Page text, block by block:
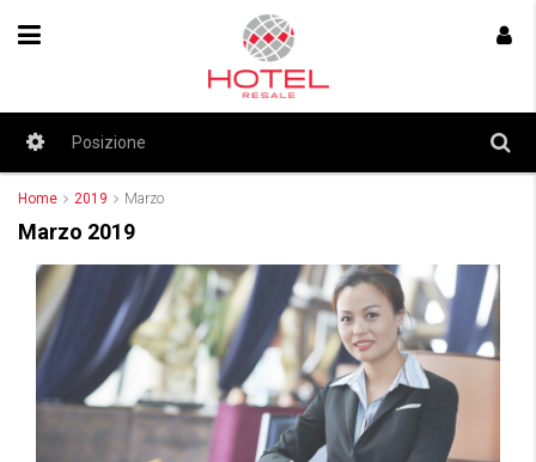
Home 2019 Marzo
Marzo 2019